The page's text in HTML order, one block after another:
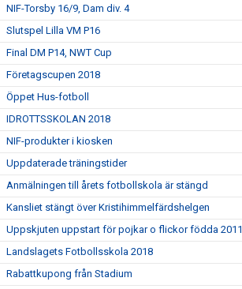
NIF-Torsby 16/9, Dam div. 4
Slutspel Lilla VM P16
Final DM P14, NWT Cup
Företagscupen 2018
Öppet Hus-fotboll
IDROTTSSKOLAN 2018
NIF-produkter i kiosken
Uppdaterade träningstider
Anmälningen till årets fotbollskola är stängd
Kansliet stängt över Kristihimmelfärdshelgen
Uppskjuten uppstart för pojkar o flickor födda 2011
Landslagets Fotbollsskola 2018
Rabattkupong från Stadium